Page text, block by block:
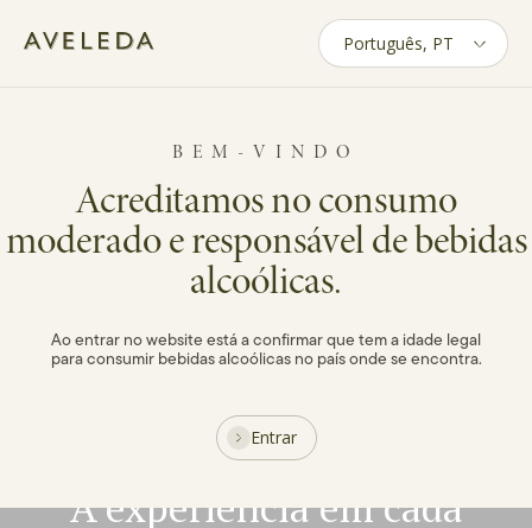
Vinhos Aveleda
A experiência em cada
BEM-VINDO
Acreditamos no consumo
moderado e responsável de bebidas
alcoólicas.
Ao entrar no website está a confirmar que tem a idade legal
para consumir bebidas alcoólicas no país onde se encontra.
Entrar